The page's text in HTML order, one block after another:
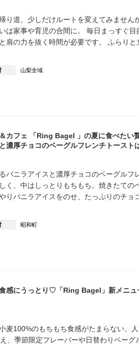
り道、少しだけルートを変えてみません
は家事や育児の合間に。 毎日まっすぐ
肩の力を抜く時間が必要です。 ふらり
山梨全域
カフェ 「Ring Bagel 」の夏に食べたい
濃厚チョコのベーグルフレンチトースト
バニラアイスと濃厚チョコのベーグルフ
く、中はしっとりもちもち。焼きたての
りバニラアイスをのせ、たっぷりのチョ
昭和町
感にうっとり♡「Ring Bagel」新メニュ
麦100%のもちもち食感がたまらない、
、季節限定フレーバーや日替わりベーグ